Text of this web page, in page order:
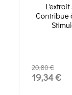
Contribue
20,80 €
19,34 €